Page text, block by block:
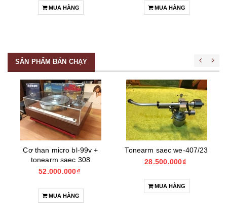
MUA HÀNG MUA HÀNG
SẢN PHẨM BÁN CHẠY
Cơ than micro bl-99v +
tonearm saec 308
52.000.000₫
MUA HÀNG
Tonearm saec we-407/23
28.500.000₫
MUA HÀNG